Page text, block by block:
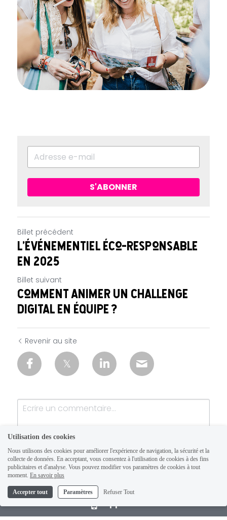
S'ABONNER
Billet précédent
L'événementiel éco-responsable
en 2025
Billet suivant
Comment animer un challenge
digital en équipe ?
Revenir au site
Soumettre Annuler
Appelez
Utilisation des cookies
Nous utilisons des cookies pour améliorer l'expérience de navigation, la sécurité et la
collecte de données. En acceptant, vous consentez à l'utilisation de cookies à des fins
publicitaires et d'analyse. Vous pouvez modifier vos paramètres de cookies à tout
moment. En savoir plus
Accepter tout Paramètres Refuser Tout